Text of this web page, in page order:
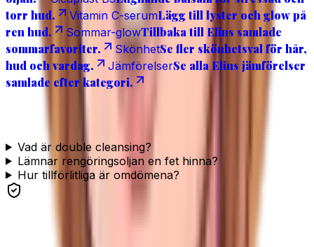
torr hud.
Vitamin C-serumLägg till lyster och glow på
ren hud.
Sommar-glowTillbaka till Elins samlade
sommarfavoriter.
SkönhetSe fler skönhetsval för hår,
hud och vardag.
JämförelserSe alla Elins jämförelser
samlade efter kategori.
Vad är double cleansing?
Lämnar rengöringsoljan en fet hinna?
Hur tillförlitliga är omdömena?
Se produkten